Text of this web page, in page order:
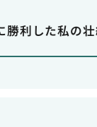
勝利した私の